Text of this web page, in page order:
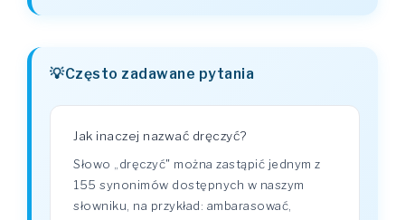
Często zadawane pytania
Jak inaczej nazwać dręczyć?
Słowo „dręczyć" można zastąpić jednym z
155 synonimów dostępnych w naszym
słowniku, na przykład: ambarasować,